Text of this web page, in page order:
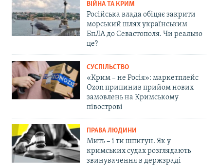
ВІЙНА ТА КРИМ
Російська влада обіцяє закрити
морський шлях українським
БпЛА до Севастополя. Чи реально
це?
СУСПІЛЬСТВО
«Крим – не Росія»: маркетплейс
Ozon припинив прийом нових
замовлень на Кримському
півострові
ПРАВА ЛЮДИНИ
Мить – і ти шпигун. Як у
кримських судах розглядають
звинувачення в держзраді